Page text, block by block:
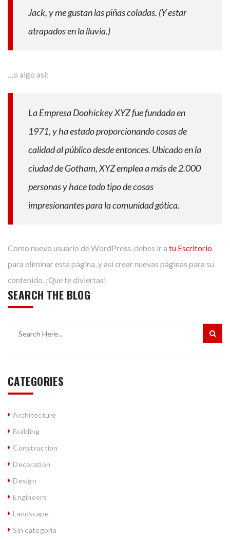
Jack, y me gustan las piñas coladas. (Y estar
atrapados en la lluvia.)
…o algo así:
La Empresa Doohickey XYZ fue fundada en
1971, y ha estado proporcionando cosas de
calidad al público desde entonces. Ubicado en la
ciudad de Gotham, XYZ emplea a más de 2.000
personas y hace todo tipo de cosas
impresionantes para la comunidad gótica.
Como nuevo usuario de WordPress, debes ir a tu Escritorio
para eliminar esta página, y así crear nuevas páginas para su
contenido. ¡Que te diviertas!
SEARCH THE BLOG
CATEGORIES
Architecture
Building
Construction
Decoration
Design
Engineers
Landscape
Sin categoría